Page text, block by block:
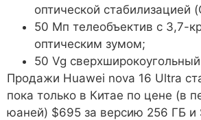
оптической стабилизацией
50 Мп телеобъектив с 3,7-
оптическим зумом;
50 Vg
Продажи Huawei nova 16 Ultra
пока только в Китае по цене (в
юаней) $695 за версию 256 ГБ и